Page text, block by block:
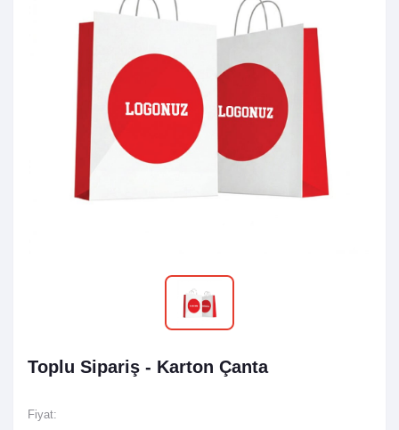
Toplu Sipariş - Karton Çanta
Fiyat: